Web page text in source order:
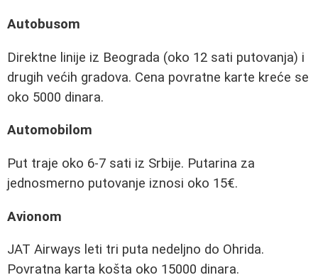
Autobusom
Direktne linije iz Beograda (oko 12 sati putovanja) i
drugih većih gradova. Cena povratne karte kreće se
oko 5000 dinara.
Automobilom
Put traje oko 6-7 sati iz Srbije. Putarina za
jednosmerno putovanje iznosi oko 15€.
Avionom
JAT Airways leti tri puta nedeljno do Ohrida.
Povratna karta košta oko 15000 dinara.